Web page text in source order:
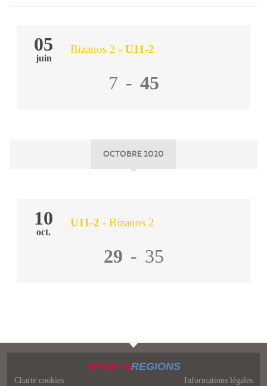
05
juin
Bizanos 2 - U11-2
7 - 45
OCTOBRE 2020
10
oct.
U11-2 - Bizanos 2
29 - 35
SPORTSREGIONS
Charte cookies Informations légales